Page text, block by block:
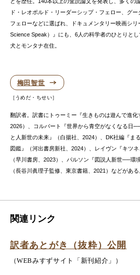
ド・レオポルド・リーダーシップ・フェロー、グ
フェローなどに選ばれ、ドキュメンタリー映画シ
Science Speak）』にも、6人の科学者のひとりと
犬とモンタナ在住。
梅田智世
うめだ・ちせい
翻訳者。訳書にトゥーミー『生きものは遊んで進化
2026）、コルバート『世界から青空がなくなる日
と人新世の未来』（白揚社、2024）、DK社編『
図鑑』（河出書房新社、2024）、レイヴン『キツ
（早川書房、2023）、パルソン『図説人新世──環
（長谷川眞理子監修、東京書籍、2021）などがある
関連リンク
訳者あとがき（抜粋）公開
（WEBみすずサイト「新刊紹介」）